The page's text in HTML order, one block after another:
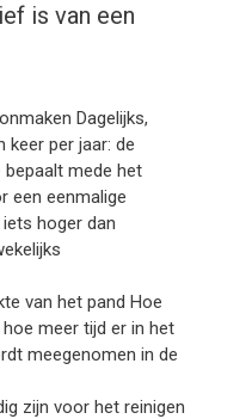
is van een
Dagelijks,
per jaar: de
mede het
een eenmalige
hoger dan
van het pand Hoe
meer tijd er in het
meegenomen in de
zijn voor het reinigen